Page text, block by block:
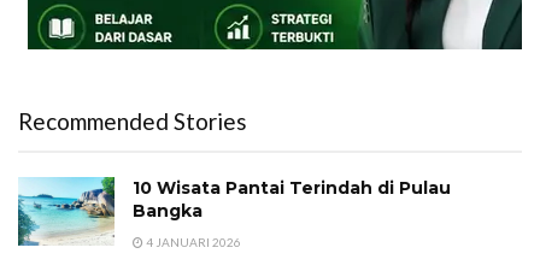
Recommended Stories
10 Wisata Pantai Terindah di Pulau
Bangka
4 JANUARI 2026